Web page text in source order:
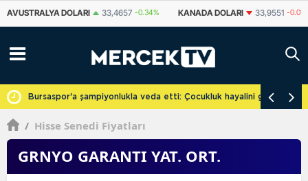
KANADA DOLARI 33,9551 -0.01% İSVIÇRE FRANKI 58,5742 -0.65%
Bursaspor'a şampiyonlukla veda etti: Çocukluk hayalini
/ Hisse Senedi Fiyatları
GRNYO GARANTI YAT. ORT.